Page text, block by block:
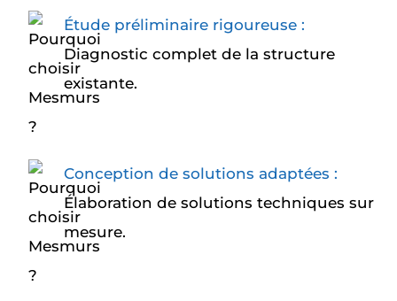
Étude préliminaire rigoureuse :
Diagnostic complet de la structure
existante.
Conception de solutions adaptées :
Élaboration de solutions techniques sur
mesure.